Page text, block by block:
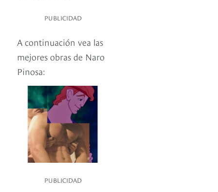
PUBLICIDAD
A continuación vea las
mejores obras de Naro
Pinosa:
PUBLICIDAD